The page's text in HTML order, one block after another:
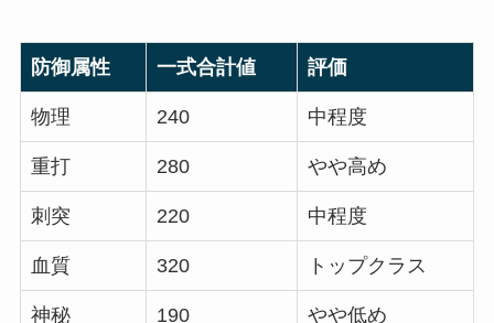
防御属性 一式合計値 評価
物理 240 中程度
重打 280 やや高め
刺突 220 中程度
血質 320 トップクラス
神秘 190 やや低め